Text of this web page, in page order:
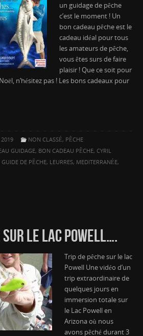
un guidage de pêche
c’est le moment ! Un
bon cadeau pêche est le
cadeau idéal pour tous
les amateurs de pêche,
vous êtes surs de faire
plaisir ! Que ce soit pour
n’hésitez pas ! Les bons cadeaux pour
2019 NON CLASSÉ, PÊCHE
GUIDAGE, BON CADEAU PÊCHE, CYRIL
GUIDE DE PÊCHE, LEURRES, MEDITERRANÉE,
LE LAC POWELL….
Trip de pêche sur le lac
Powell Une vidéo d’un
trip extraordinaire de
quelques jours en
immersion totale sur
le Lac Powell en
Arizona où nous
avons pêché durant 3